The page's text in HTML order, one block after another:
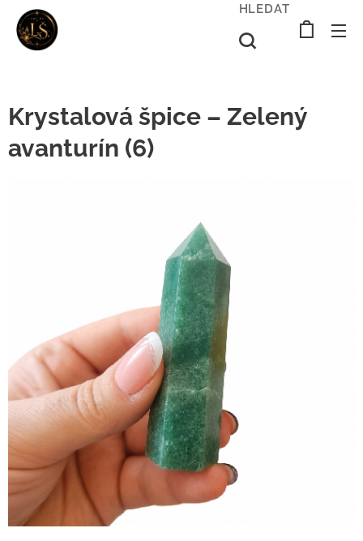
HLEDAT
Krystalová špice – Zelený
avanturín (6)